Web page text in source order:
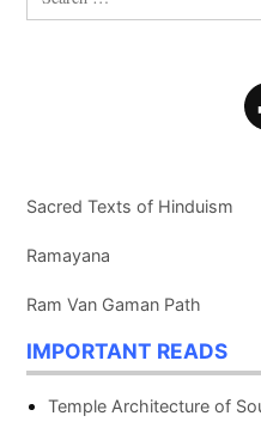
for:
Sacred Texts of Hinduism
Ramayana
Ram Van Gaman Path
IMPORTANT READS
Temple Architecture of